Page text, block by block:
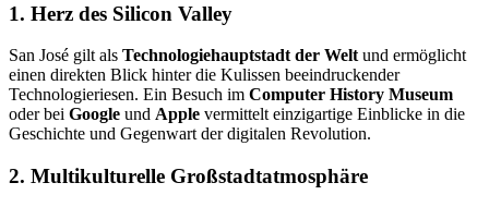
1. Herz des Silicon Valley
San José gilt als Technologiehauptstadt der Welt und ermöglicht
einen direkten Blick hinter die Kulissen beeindruckender
Technologieriesen. Ein Besuch im Computer History Museum
oder bei Google und Apple vermittelt einzigartige Einblicke in die
Geschichte und Gegenwart der digitalen Revolution.
2. Multikulturelle Großstadtatmosphäre